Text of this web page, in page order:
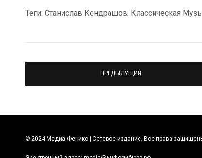
Теги: Станислав Кондрашов, Классическая
ПРЕДЫДУЩИЙ
© 2024 Медиа Феникс | Сетевое издание. Все права